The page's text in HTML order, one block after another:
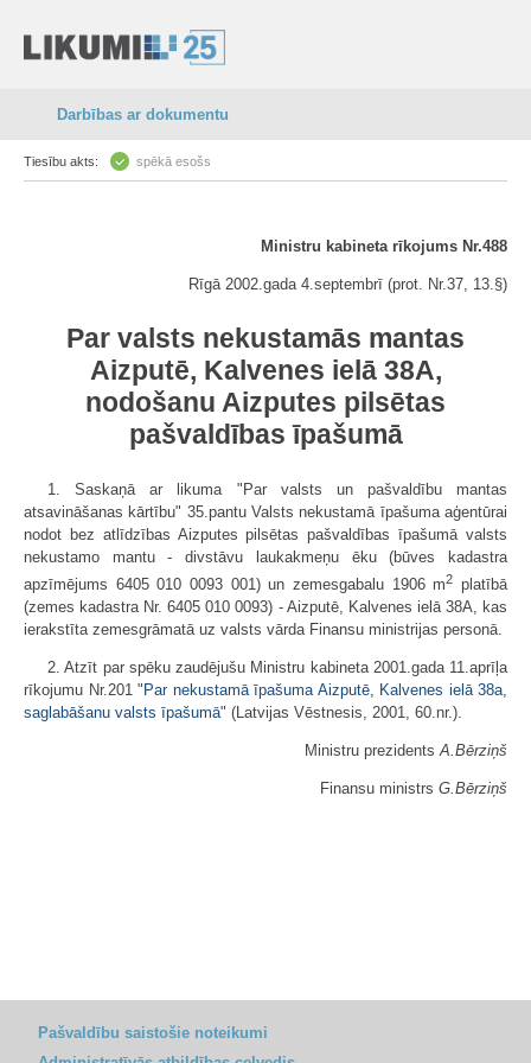
Darbības ar dokumentu
Tiesību akts: spēkā esošs
Ministru kabineta rīkojums Nr.488
Rīgā 2002.gada 4.septembrī (prot. Nr.37, 13.§)
Par valsts nekustamās mantas
Aizputē, Kalvenes ielā 38A,
nodošanu Aizputes pilsētas
pašvaldības īpašumā
1. Saskaņā ar likuma "Par valsts un pašvaldību mantas
atsavināšanas kārtību" 35.pantu Valsts nekustamā īpašuma aģentūrai
nodot bez atlīdzības Aizputes pilsētas pašvaldības īpašumā valsts
nekustamo mantu - divstāvu laukakmeņu ēku (būves kadastra
apzīmējums 6405 010 0093 001) un zemesgabalu 1906 m2 platībā
(zemes kadastra Nr. 6405 010 0093) - Aizputē, Kalvenes ielā 38A, kas
ierakstīta zemesgrāmatā uz valsts vārda Finansu ministrijas personā.
2. Atzīt par spēku zaudējušu Ministru kabineta 2001.gada 11.aprīļa
rīkojumu Nr.201 " Par nekustamā īpašuma Aizputē, Kalvenes ielā 38a,
saglabāšanu valsts īpašumā" (Latvijas Vēstnesis, 2001, 60.nr.).
Ministru prezidentsA.Bērziņš
Finansu ministrs G.Bērziņš
Pašvaldību saistošie noteikumi